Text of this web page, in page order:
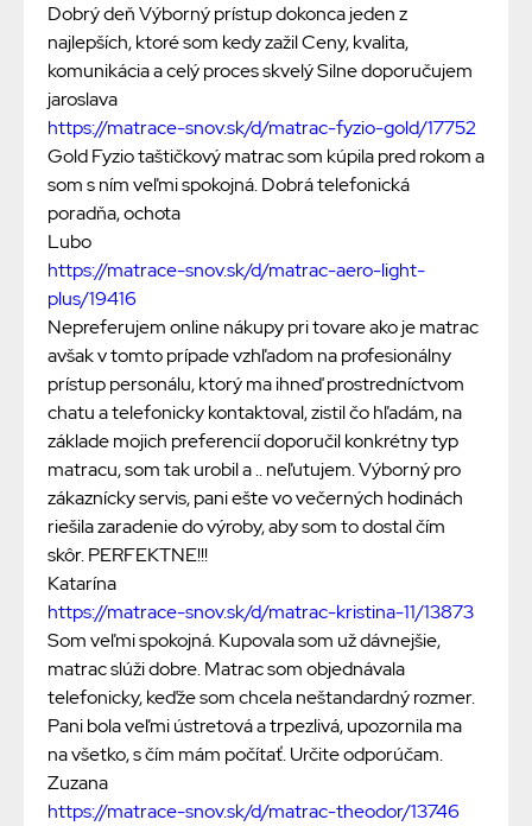
Dobrý deň Výborný prístup dokonca jeden z
najlepších, ktoré som kedy zažil Ceny, kvalita,
komunikácia a celý proces skvelý Silne doporučujem
jaroslava
https://matrace-snov.sk/d/matrac-fyzio-gold/17752
Gold Fyzio taštičkový matrac som kúpila pred rokom a
som s ním veľmi spokojná. Dobrá telefonická
poradňa, ochota
Lubo
https://matrace-snov.sk/d/matrac-aero-light-
plus/19416
Nepreferujem online nákupy pri tovare ako je matrac
avšak v tomto prípade vzhľadom na profesionálny
prístup personálu, ktorý ma ihneď prostredníctvom
chatu a telefonicky kontaktoval, zistil čo hľadám, na
základe mojich preferencií doporučil konkrétny typ
matracu, som tak urobil a .. neľutujem. Výborný pro
zákaznícky servis, pani ešte vo večerných hodinách
riešila zaradenie do výroby, aby som to dostal čím
skôr. PERFEKTNE!!!
Katarína
https://matrace-snov.sk/d/matrac-kristina-11/13873
Som veľmi spokojná. Kupovala som už dávnejšie,
matrac slúži dobre. Matrac som objednávala
telefonicky, keďže som chcela neštandardný rozmer.
Pani bola veľmi ústretová a trpezlivá, upozornila ma
na všetko, s čím mám počítať. Určite odporúčam.
Zuzana
https://matrace-snov.sk/d/matrac-theodor/13746